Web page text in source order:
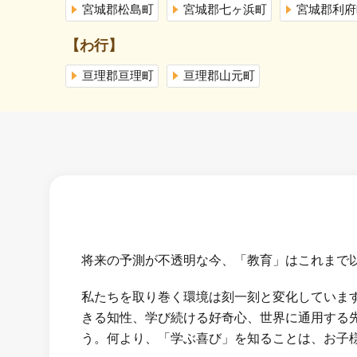
宮城郡松島町 宮城郡七ヶ浜町 宮城郡利
【わ行】
亘理郡亘理町 亘理郡山元町
将来の予測が不透明な今、「教育」はこれまで
私たちを取り巻く環境は刻一刻と変化してい
きる知性、学び続ける好奇心、世界に通用す
う。何より、「学ぶ喜び」を知ることは、お子